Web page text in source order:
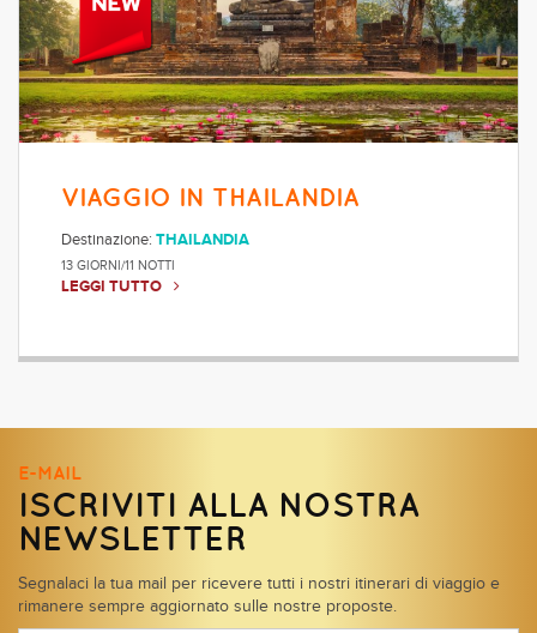
VIAGGIO IN THAILANDIA
Destinazione: THAILANDIA
13 GIORNI/11 NOTTI
LEGGI TUTTO
E-MAIL
ISCRIVITI ALLA NOSTRA
NEWSLETTER
Segnalaci la tua mail per ricevere tutti i nostri itinerari di viaggio e
rimanere sempre aggiornato sulle nostre proposte.